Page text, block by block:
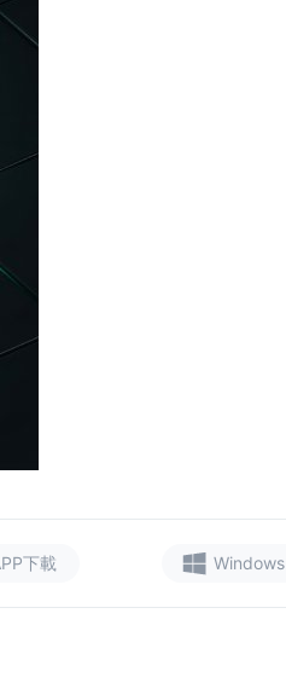
下載 Windows